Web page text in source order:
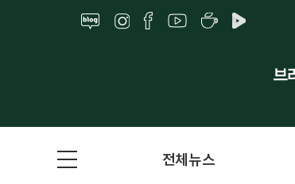
전체뉴스